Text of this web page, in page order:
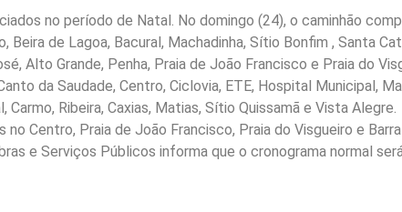
no período de Natal. No domingo (24), o caminhão
Beira de Lagoa, Bacural, Machadinha, Sítio Bonfim , Santa
Alto Grande, Penha, Praia de João Francisco e Praia do
da Saudade, Centro, Ciclovia, ETE, Hospital Municipal,
Ribeira, Caxias, Matias, Sítio Quissamã e Vista Alegre.
Centro, Praia de João Francisco, Praia do Visgueiro e
e Serviços Públicos informa que o cronograma normal será